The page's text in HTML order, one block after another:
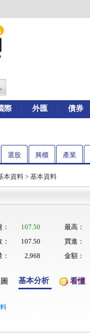
際 外匯 債券
選股 興櫃 產業
本資料 > 基本資料
107.50 最高：
107.50 買進：
2,968 金額：
基本分析 看懂